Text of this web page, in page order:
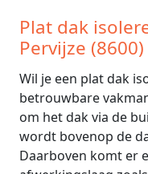
Plat dak
Pervijze (8600)
Wil je een plat dak
betrouwbare
om het dak via de
wordt bovenop de
Daarboven komt er